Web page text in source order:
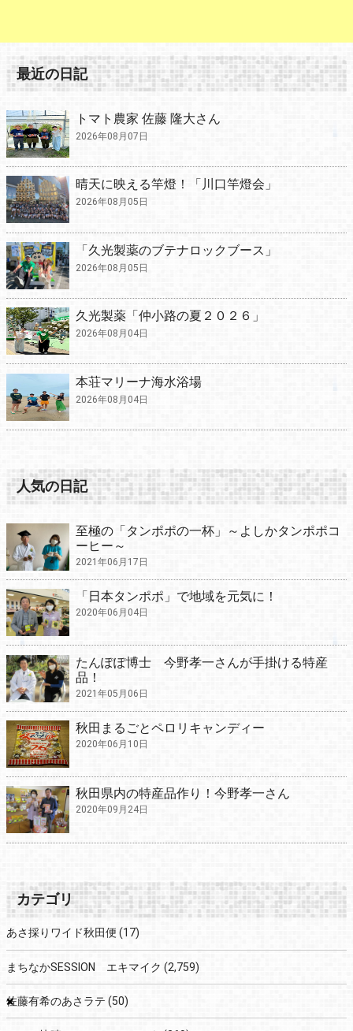
×
最近の日記
トマト農家 佐藤 隆大さん
2026年08月07日
晴天に映える竿燈！「川口竿燈会」
2026年08月05日
「久光製薬のブテナロックブース」
2026年08月05日
久光製薬「仲小路の夏２０２６」
2026年08月04日
本荘マリーナ海水浴場
2026年08月04日
人気の日記
至極の「タンポポの一杯」～よしかタンポポコ
ーヒー～
2021年06月17日
「日本タンポポ」で地域を元気に！
2020年06月04日
たんぽぽ博士 今野孝一さんが手掛ける特産
品！
2021年05月06日
秋田まるごとペロリキャンディー
2020年06月10日
秋田県内の特産品作り！今野孝一さん
2020年09月24日
カテゴリ
あさ採りワイド秋田便 (17)
まちなかSESSION エキマイク (2,759)
佐藤有希のあさラテ (50)